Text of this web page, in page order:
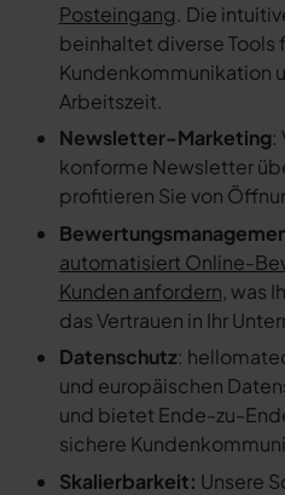
Posteingang. Die
beinhaltet diverse Tools
Kundenkommunikation
Arbeitszeit.
Newsletter-Marketing:
konforme Newsletter
profitieren Sie von
automatisiert Online-
Kunden anfordern, was
das Vertrauen in Ihr
Datenschutz:
und europäischen
und bietet Ende-zu-
sichere
Skalierbarkeit: Unsere